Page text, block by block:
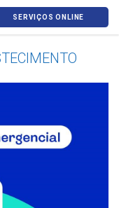
SERVIÇOS ONLINE